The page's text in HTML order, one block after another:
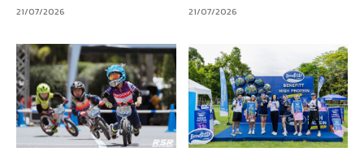
21/07/2026 21/07/2026